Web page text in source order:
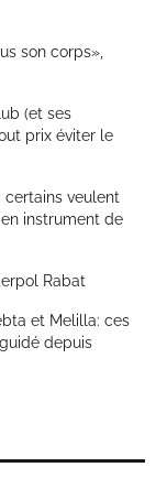
son corps»,
(et ses
prix éviter le
certains veulent
instrument de
Rabat
et Melilla: ces
depuis